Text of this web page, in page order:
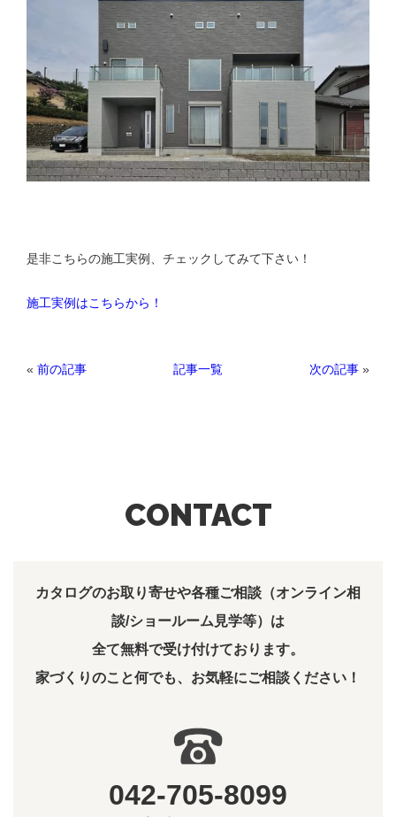
是非こちらの施工実例、チェックしてみて下さい！
施工実例はこちらから！
記事一覧
« 前の記事 次の記事 »
CONTACT
カタログのお取り寄せや各種ご相談（オンライン相
談/ショールーム見学等）は
全て無料で受け付けております。
家づくりのこと何でも、お気軽にご相談ください！
042-705-8099